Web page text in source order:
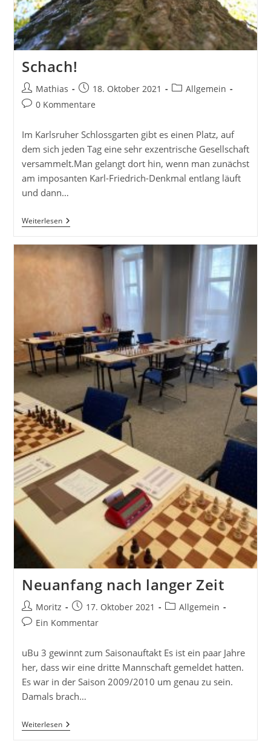
Schach!
Beitrags-
Autor:
Mathias
Beitrag
veröffentlicht:
18. Oktober 2021
Beitrags-
Allgemein
Beitrags-
0 Kommentare
Im Karlsruher Schlossgarten gibt es einen Platz, auf
dem sich jeden Tag eine sehr exzentrische Gesellschaft
versammelt.Man gelangt dort hin, wenn man zunächst
am imposanten Karl-Friedrich-Denkmal entlang läuft
und dann…
WeiterlesenSchach!
Neuanfang nach langer Zeit
Beitrags-
Autor:
Moritz
Beitrag
veröffentlicht:
17. Oktober 2021
Beitrags-
Allgemein
Beitrags-
Ein Kommentar
uBu 3 gewinnt zum Saisonauftakt Es ist ein paar Jahre
her, dass wir eine dritte Mannschaft gemeldet hatten.
Es war in der Saison 2009/2010 um genau zu sein.
Damals brach…
WeiterlesenNeuanfang
Nach